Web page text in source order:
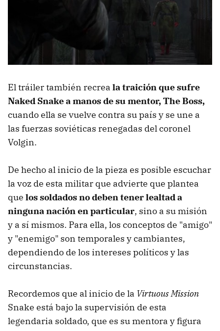
El tráiler también recrea la traición que sufre
Naked Snake a manos de su mentor, The Boss,
cuando ella se vuelve contra su país y se une a
las fuerzas soviéticas renegadas del coronel
Volgin.
De hecho al inicio de la pieza es posible escuchar
la voz de esta militar que advierte que plantea
que los soldados no deben tener lealtad a
ninguna nación en particular, sino a su misión
y a sí mismos. Para ella, los conceptos de "amigo"
y "enemigo" son temporales y cambiantes,
dependiendo de los intereses políticos y las
circunstancias.
Recordemos que al inicio de la Virtuous Mission
Snake está bajo la supervisión de esta
legendaria soldado, que es su mentora y figura